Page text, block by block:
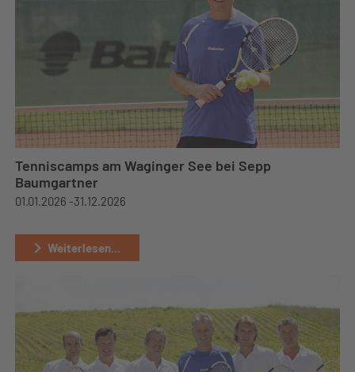
Tenniscamps am Waginger See bei Sepp
Baumgartner
01.01.2026 -31.12.2026
Weiterlesen...